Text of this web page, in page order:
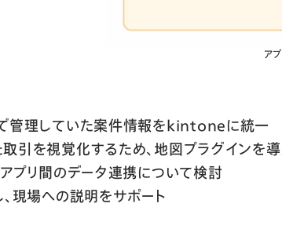
ア
管理していた案件情報をkintoneに統一
引を視覚化するため、地図プラグインを
プリ間のデータ連携について検討
現場への説明をサポート